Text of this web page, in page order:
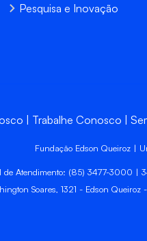
Pesquisa e Inovação
Trabalhe Conosco
Fundação Edson Queiroz |
de Atendimento: (85) 3477-3000
Soares, 1321 - Edson